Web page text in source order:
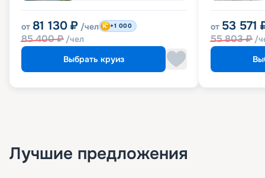
от 81 130 ₽ /чел
85 400₽ /чел
+1 000
Выбрать круиз
от 53 571
55 803₽ /
Лучшие предложения